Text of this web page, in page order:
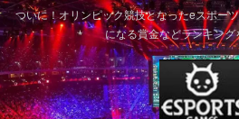
ついに！オリンピック競技となったeスポー
になる賞金などランキング